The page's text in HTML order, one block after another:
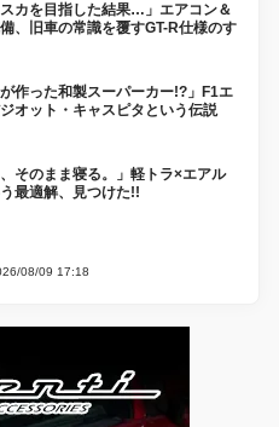
スカを目指した結果…」エアコン＆
、旧車の常識を覆すGT-R仕様のす
が作った和製スーパーカー!?」F1エ
オット・キャスピタという伝説
、そのまま寝る。」軽トラ×エアル
最適解、見つけた!!
08/09 17:18